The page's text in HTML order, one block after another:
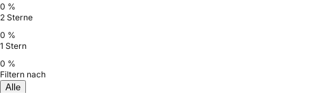
0 %
2 Sterne
0 %
1 Stern
0 %
Filtern nach
Alle